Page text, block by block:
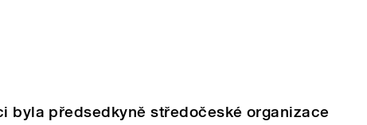
byla předsedkyně středočeské organizace